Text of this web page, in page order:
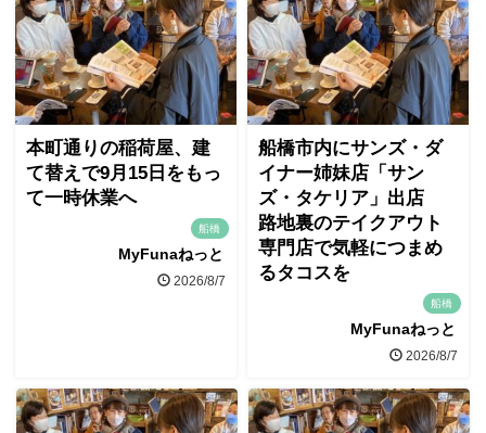
本町通りの稲荷屋、建
て替えで9月15日をもっ
て一時休業へ
船橋
MyFunaねっと
2026/8/7
船橋市内にサンズ・ダ
イナー姉妹店「サン
ズ・タケリア」出店
路地裏のテイクアウト
専門店で気軽につまめ
るタコスを
船橋
MyFunaねっと
2026/8/7